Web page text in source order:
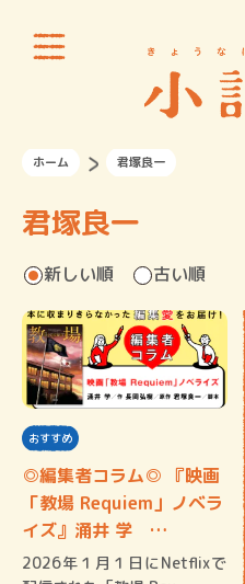
ホーム 君塚良一
君塚良一
新しい順 古い順
おすすめ
◎編集者コラム◎ 『映画
「教場 Requiem」ノベラ
イズ』涌井 学 …
2026年１月１日にNetflixで